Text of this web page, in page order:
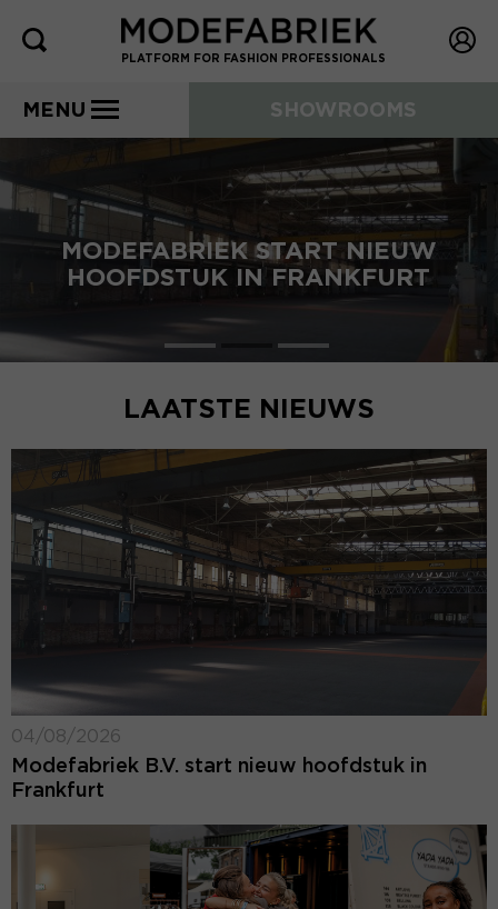
PLATFORM FOR FASHION PROFESSIONALS
MENU SHOWROOMS
MODEFABRIEK START NIEUW
HOOFDSTUK IN FRANKFURT
LAATSTE NIEUWS
04/08/2026
Modefabriek B.V. start nieuw hoofdstuk in
Frankfurt